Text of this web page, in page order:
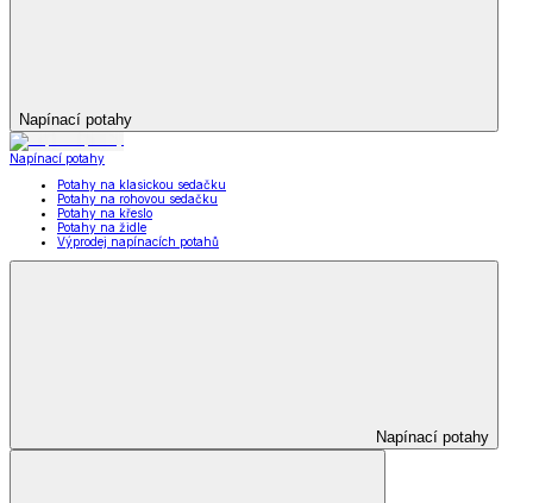
Napínací potahy
Napínací potahy
Potahy na klasickou sedačku
Potahy na rohovou sedačku
Potahy na křeslo
Potahy na židle
Výprodej napínacích potahů
Napínací potahy